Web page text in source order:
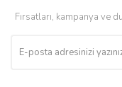
Fırsatları, kampanya ve